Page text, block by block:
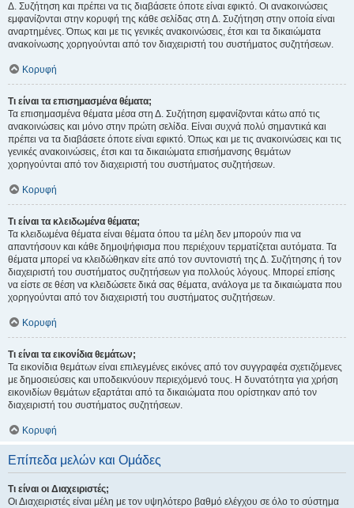
Δ. Συζήτηση και πρέπει να τις διαβάσετε όποτε είναι εφικτό. Οι ανακοινώσεις
εμφανίζονται στην κορυφή της κάθε σελίδας στη Δ. Συζήτηση στην οποία είναι
αναρτημένες. Όπως και με τις γενικές ανακοινώσεις, έτσι και τα δικαιώματα
ανακοίνωσης χορηγούνται από τον διαχειριστή του συστήματος συζητήσεων.
Κορυφή
Τι είναι τα επισημασμένα θέματα;
Τα επισημασμένα θέματα μέσα στη Δ. Συζήτηση εμφανίζονται κάτω από τις
ανακοινώσεις και μόνο στην πρώτη σελίδα. Είναι συχνά πολύ σημαντικά και
πρέπει να τα διαβάσετε όποτε είναι εφικτό. Όπως και με τις ανακοινώσεις και τις
γενικές ανακοινώσεις, έτσι και τα δικαιώματα επισήμανσης θεμάτων
χορηγούνται από τον διαχειριστή του συστήματος συζητήσεων.
Κορυφή
Τι είναι τα κλειδωμένα θέματα;
Τα κλειδωμένα θέματα είναι θέματα όπου τα μέλη δεν μπορούν πια να
απαντήσουν και κάθε δημοψήφισμα που περιέχουν τερματίζεται αυτόματα. Τα
θέματα μπορεί να κλειδώθηκαν είτε από τον συντονιστή της Δ. Συζήτησης ή τον
διαχειριστή του συστήματος συζητήσεων για πολλούς λόγους. Μπορεί επίσης
να είστε σε θέση να κλειδώσετε δικά σας θέματα, ανάλογα με τα δικαιώματα που
χορηγούνται από τον διαχειριστή του συστήματος συζητήσεων.
Κορυφή
Τι είναι τα εικονίδια θεμάτων;
Τα εικονίδια θεμάτων είναι επιλεγμένες εικόνες από τον συγγραφέα σχετιζόμενες
με δημοσιεύσεις και υποδεικνύουν περιεχόμενό τους. Η δυνατότητα για χρήση
εικονιδίων θεμάτων εξαρτάται από τα δικαιώματα που ορίστηκαν από τον
διαχειριστή του συστήματος συζητήσεων.
Κορυφή
Επίπεδα μελών και Ομάδες
Τι είναι οι Διαχειριστές;
Οι Διαχειριστές είναι μέλη με τον υψηλότερο βαθμό ελέγχου σε όλο το σύστημα